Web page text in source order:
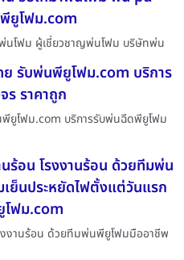
ยูโฟม.com
โฟม ผู้เชี่ยวชาญพ่นโฟม บริษัทพ่น
ย รับพ่นพียูโฟม.com บริการ
ราคาถูก
ยูโฟม.com บริการรับพ่นฉีดพียูโฟม
อน โรงงานร้อน ด้วยทีมพ่น
ย็นประหยัดไฟตั้งแต่วันแรก
โฟม.com
งานร้อน ด้วยทีมพ่นพียูโฟมมืออาชีพ